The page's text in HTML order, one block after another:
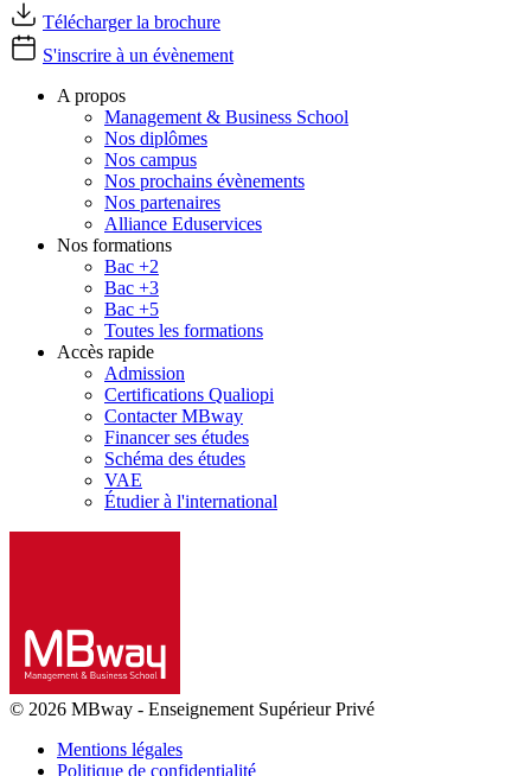
Télécharger la brochure
S'inscrire à un évènement
A propos
Management & Business School
Nos diplômes
Nos campus
Nos prochains évènements
Nos partenaires
Alliance Eduservices
Nos formations
Bac +2
Bac +3
Bac +5
Toutes les formations
Accès rapide
Admission
Certifications Qualiopi
Contacter MBway
Financer ses études
Schéma des études
VAE
Étudier à l'international
© 2026 MBway - Enseignement Supérieur Privé
Mentions légales
Politique de confidentialité